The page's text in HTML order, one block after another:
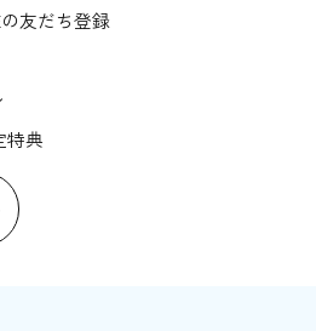
友だち登録
特典
ーション
トールコーヒーショップのクーポン